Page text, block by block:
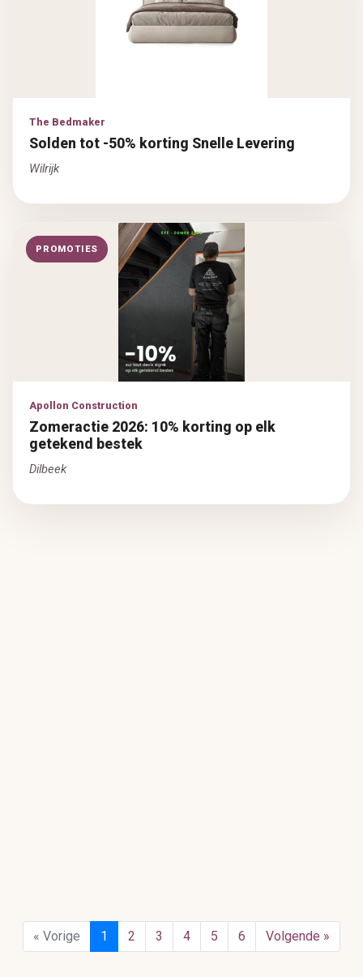
The Bedmaker
Solden tot -50% korting Snelle Levering
Wilrijk
PROMOTIES
Apollon Construction
Zomeractie 2026: 10% korting op elk
getekend bestek
Dilbeek
« Vorige 1 2 3 4 5 6 Volgende »